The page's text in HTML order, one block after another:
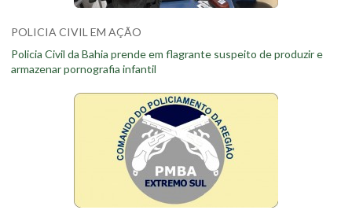
POLICIA CIVIL EM AÇÃO
Policia Civil da Bahia prende em flagrante suspeito de produzir e
armazenar pornografia infantil